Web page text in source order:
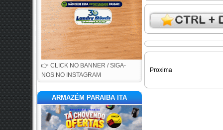
👉 CLICK NO BANNER / SIGA-
NOS NO INSTAGRAM
ARMAZÉM PARAIBA ITA
Proxima